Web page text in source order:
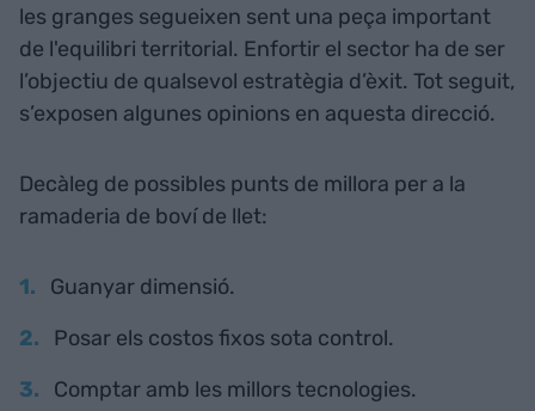
les granges segueixen sent una peça important
de l'equilibri territorial. Enfortir el sector ha de ser
l’objectiu de qualsevol estratègia d’èxit. Tot seguit,
s’exposen algunes opinions en aquesta direcció.
Decàleg de possibles punts de millora per a la
ramaderia de boví de llet:
Guanyar dimensió.
Posar els costos fixos sota control.
Comptar amb les millors tecnologies.